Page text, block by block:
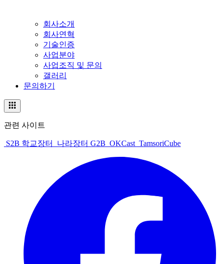
회사소개
회사연혁
기술인증
사업분야
사업조직 및 문의
갤러리
문의하기
관련 사이트
S2B 학교장터 나라장터 G2B OKCast TamsoriCube